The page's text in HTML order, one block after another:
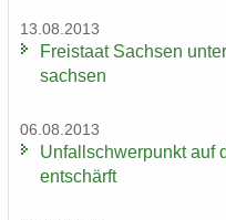
13.08.2013
Frei­staat Sach­sen
sach­sen
06.08.2013
Un­fall­schwer­punkt auf
ent­schärft